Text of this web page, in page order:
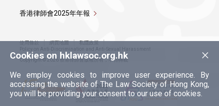
×
Cookies on hklawsoc.org.hk
We employ cookies to improve user experience. By
accessing the website of The Law Society of Hong Kong,
you will be providing your consent to our use of cookies.
香港律師會2025年年報
使用條款 網頁地圖
私隱政策
Policy on Anti-Discrimination and Anti-Sexual Harassment
Copyright © 2026 香港律師會版權所有，不得轉載